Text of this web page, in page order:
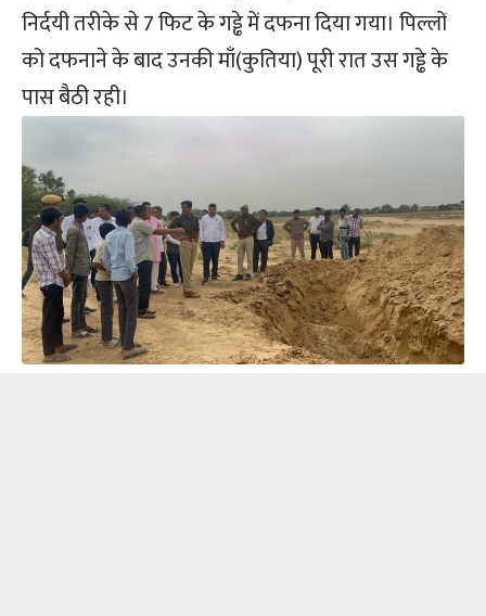
निर्दयी तरीके से 7 फिट के गड्ढे में दफना दिया गया। पिल्लों
को दफनाने के बाद उनकी माँ(कुतिया) पूरी रात उस गड्ढे के
पास बैठी रही।